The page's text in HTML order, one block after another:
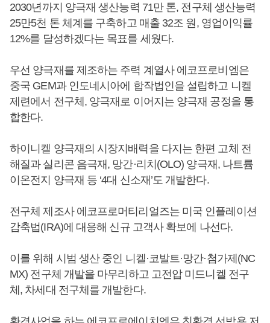
2030년까지 양극재 생산능력 71만 톤, 전구체 생산능력
25만5천 톤 체계를 구축하고 매출 32조 원, 영업이익률
12%를 달성하겠다는 목표를 세웠다.
우선 양극재를 제조하는 주력 계열사 에코프로비엠은
중국 GEM과 인도네시아에 합작법인을 설립하고 니켈
제련에서 전구체, 양극재로 이어지는 양극재 공정을 통
합한다.
하이니켈 양극재의 시장지배력을 다지는 한편 고체 전
해질과 실리콘 음극재, 망간·리치(OLO) 양극재, 나트륨
이온전지 양극재 등 ‘4대 신소재’도 개발한다.
전구체 제조사 에코프로머티리얼즈는 미국 인플레이션
감축법(IRA)에 대응해 신규 고객사 확보에 나선다.
이를 위해 시범 생산 중인 니켈·코발트·망간·첨가제(NC
MX) 전구체 개발을 마무리하고 고전압 미드니켈 전구
체, 차세대 전구체를 개발한다.